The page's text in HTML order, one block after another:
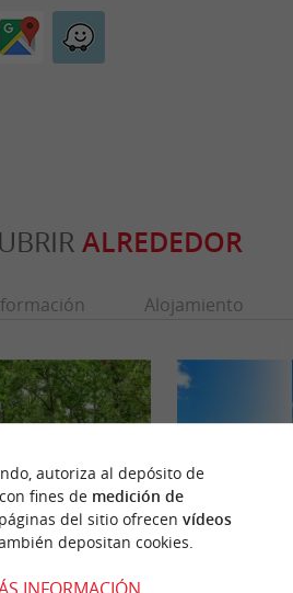
ALREDEDOR
Alojamiento
autoriza al depósito de
fines de medición de
del sitio ofrecen vídeos
depositan cookies.